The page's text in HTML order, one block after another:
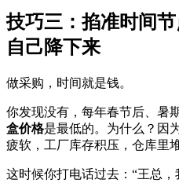
技巧三：掐准时间
自己降下来
做采购，时间就是钱。
你发现没有，每年春节后、暑
盒价格是最低的。为什么？因
疲软，工厂库存积压，仓库里
这时候你打电话过去：“王总